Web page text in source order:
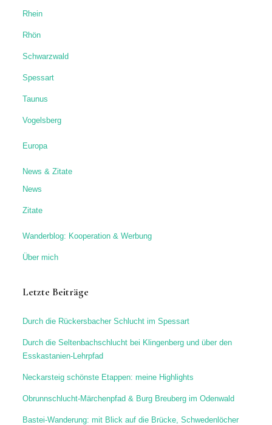
Rhein
Rhön
Schwarzwald
Spessart
Taunus
Vogelsberg
Europa
News & Zitate
News
Zitate
Wanderblog: Kooperation & Werbung
Über mich
Letzte Beiträge
Durch die Rückersbacher Schlucht im Spessart
Durch die Seltenbachschlucht bei Klingenberg und über den
Esskastanien-Lehrpfad
Neckarsteig schönste Etappen: meine Highlights
Obrunnschlucht-Märchenpfad & Burg Breuberg im Odenwald
Bastei-Wanderung: mit Blick auf die Brücke, Schwedenlöcher